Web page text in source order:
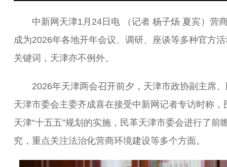
中新网天津1月24日电 （记者 杨子炀 夏宾）营
成为2026年各地开年会议、调研、座谈等多种官方
关键词，天津亦不例外。
2026年天津两会召开前夕，天津市政协副主席、
天津市委会主委齐成喜在接受中新网记者专访时称，
天津“十五五”规划的实施，民革天津市委会进行了前
究，重点关注法治化营商环境建设等多个方面。